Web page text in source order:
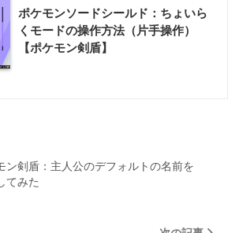
ポケモンソードシールド：ちょいら
くモードの操作方法（片手操作）
【ポケモン剣盾】
ン剣盾：主人公のデフォルトの名前を
てみた